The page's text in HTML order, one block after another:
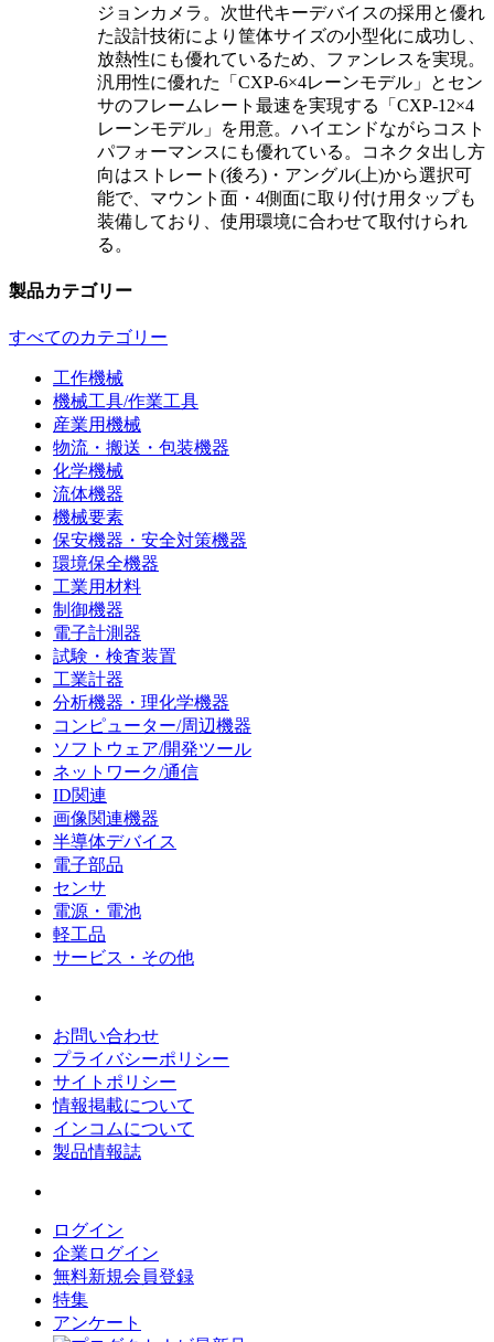
ジョンカメラ。次世代キーデバイスの採用と優れ
た設計技術により筐体サイズの小型化に成功し、
放熱性にも優れているため、ファンレスを実現。
汎用性に優れた「CXP-6×4レーンモデル」とセン
サのフレームレート最速を実現する「CXP-12×4
レーンモデル」を用意。ハイエンドながらコスト
パフォーマンスにも優れている。コネクタ出し方
向はストレート(後ろ)・アングル(上)から選択可
能で、マウント面・4側面に取り付け用タップも
装備しており、使用環境に合わせて取付けられ
る。
製品カテゴリー
すべてのカテゴリー
工作機械
機械工具/作業工具
産業用機械
物流・搬送・包装機器
化学機械
流体機器
機械要素
保安機器・安全対策機器
環境保全機器
工業用材料
制御機器
電子計測器
試験・検査装置
工業計器
分析機器・理化学機器
コンピューター/周辺機器
ソフトウェア/開発ツール
ネットワーク/通信
ID関連
画像関連機器
半導体デバイス
電子部品
センサ
電源・電池
軽工品
サービス・その他
お問い合わせ
プライバシーポリシー
サイトポリシー
情報掲載について
インコムについて
製品情報誌
ログイン
企業ログイン
無料新規会員登録
特集
アンケート